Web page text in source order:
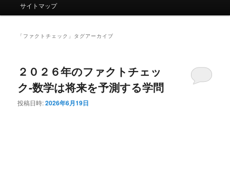
ュ
サイトマップ
「 ファクトチェック 」タグアーカイブ
２０２６年のファクトチェッ
ク-数学は将来を予測する学問
投稿日時:2026年6月19日